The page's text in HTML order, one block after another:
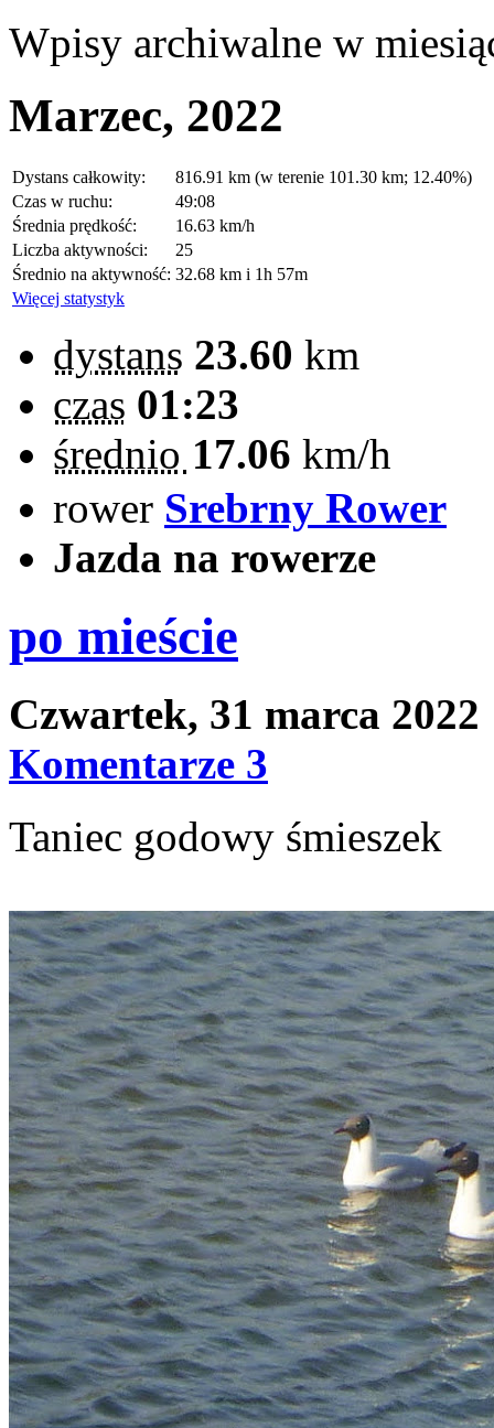
Wpisy archiwalne w
Marzec, 2022
Dystans całkowity:
816.91 km (w terenie 101.30 km; 12.40%)
Czas w ruchu:
49:08
Średnia prędkość:
16.63 km/h
Liczba aktywności:
25
Średnio na aktywność: 32.68 km i 1h 57m
Więcej statystyk
dystans 23.60 km
czas 01:23
średnio 17.06 km/h
rower Srebrny Rower
Jazda na rowerze
po mieście
Czwartek, 31 marca 2022
Komentarze 3
Taniec godowy śmieszek